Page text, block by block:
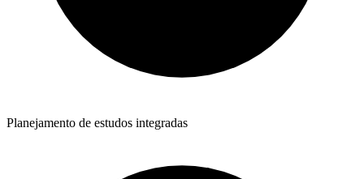
Planejamento de estudos integradas